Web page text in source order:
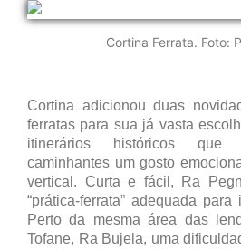
Cortina Ferrata. Foto:
Cortina adicionou duas
ferratas para sua já vasta
itinerários históricos que
caminhantes um gosto
vertical. Curta e fácil, Ra
“prática-ferrata” adequada
Perto da mesma área das
Tofane, Ra Bujela, uma